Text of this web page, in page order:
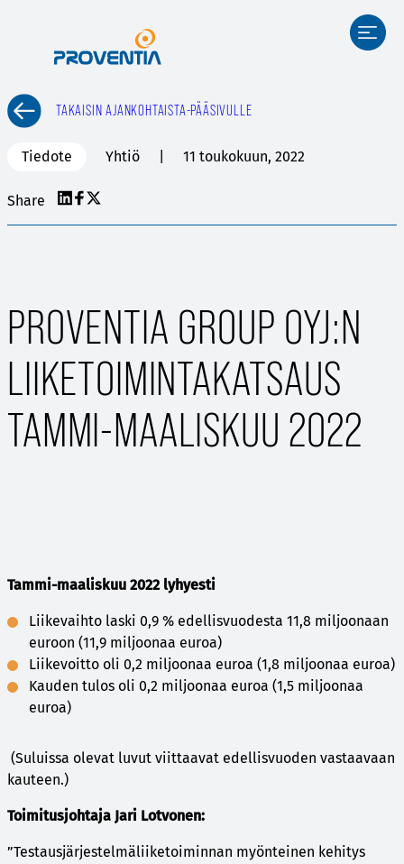
TAKAISIN AJANKOHTAISTA-PÄÄSIVULLE
Tiedote Yhtiö 11 toukokuun, 2022
Share
PROVENTIA GROUP OYJ:N
LIIKETOIMINTAKATSAUS
TAMMI-MAALISKUU 2022
Tammi-maaliskuu 2022 lyhyesti
Liikevaihto laski 0,9 % edellisvuodesta 11,8 miljoonaan
euroon (11,9 miljoonaa euroa)
Liikevoitto oli 0,2 miljoonaa euroa (1,8 miljoonaa euroa)
Kauden tulos oli 0,2 miljoonaa euroa (1,5 miljoonaa
euroa)
(Suluissa olevat luvut viittaavat edellisvuoden vastaavaan
kauteen.)
Toimitusjohtaja Jari Lotvonen:
”Testausjärjestelmäliiketoiminnan myönteinen kehitys